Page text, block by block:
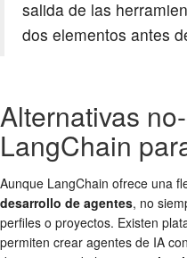
salida de las
dos elementos antes
Alternativas
LangChain
Aunque LangChain ofrece una
desarrollo de agentes, no
perfiles o proyectos. Existen
permiten crear agentes de IA